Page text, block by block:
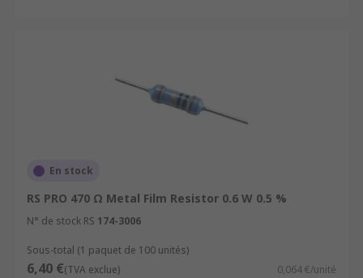
En stock
RS PRO 470 Ω Metal Film Resistor 0.6 W 0.5 %
N° de stock RS 174-3006
Sous-total (1 paquet de 100 unités)
6,40 €(TVA exclue) 0,064 €/unité